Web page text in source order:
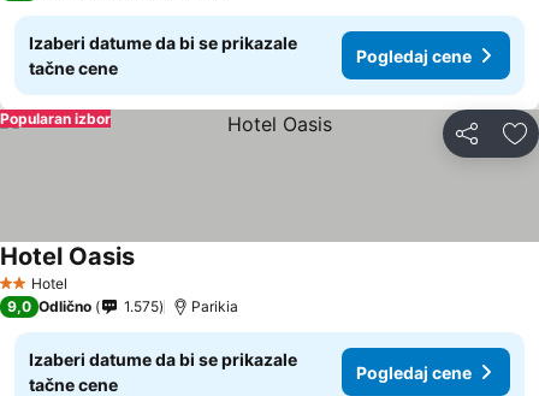
Izaberi datume da bi se prikazale
tačne cene
Pogledaj cene
Deli
Popularan izbor
2 Zvezdice
Hotel
Hotel Oasis
9,0 Odlično 1.575 Parikia
Izaberi datume da bi se prikazale
tačne cene
Pogledaj cene